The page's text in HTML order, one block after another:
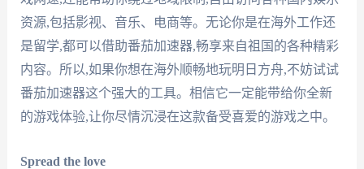
资源,包括影视、音乐、电商等。无论你是在海外工作还
是留学,都可以借助番茄加速器,畅享来自祖国的各种精彩
内容。所以,如果你想在海外顺畅地玩明日方舟,不妨试试
番茄加速器这个强大的工具。相信它一定能带给你全新
的游戏体验,让你尽情沉浸在这款备受喜爱的游戏之中。
Spread the love